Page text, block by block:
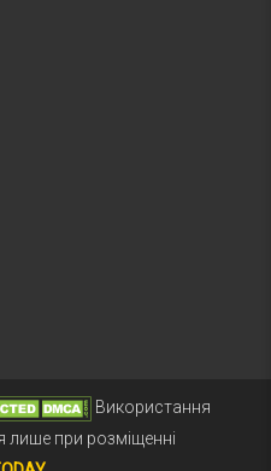
Використання
лише при розміщенні